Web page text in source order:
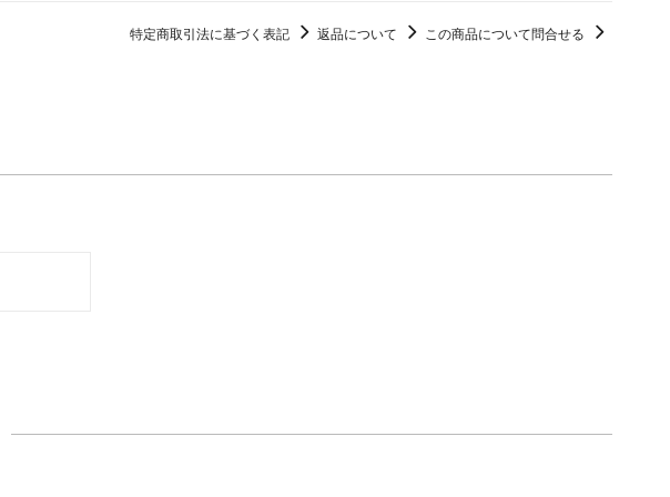
特定商取引法に基づく表記 返品について この商品について問合せる